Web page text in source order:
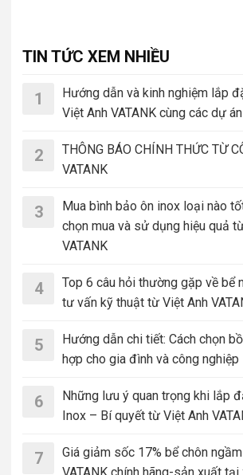
TIN TỨC XEM NHIỀU
1
Hướng dẫn và kinh nghiệm lắp
Việt Anh VATANK cùng các dự
2
THÔNG BÁO CHÍNH THỨC TỪ
VATANK
3
Mua bình bảo ôn inox loại nào
chọn mua và sử dụng hiệu quả
VATANK
4
Top 6 câu hỏi thường gặp về bể
tư vấn kỹ thuật từ Việt Anh
5
Hướng dẫn chi tiết: Cách chọn
hợp cho gia đình và công nghiệp
6
Những lưu ý quan trọng khi lắp
Inox – Bí quyết từ Việt Anh
7
Giá giảm sốc 17% bể chôn